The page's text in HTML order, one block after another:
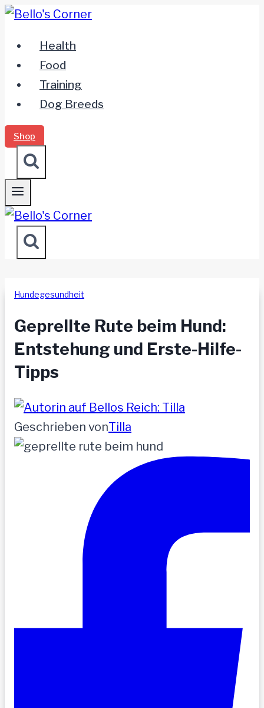
Zum
springenHealth
Food
Training
Dog Breeds
Shop
Hundegesundheit
Geprellte Rute beim Hund:
Entstehung und Erste-Hilfe-
Tipps
Geschrieben vonTilla